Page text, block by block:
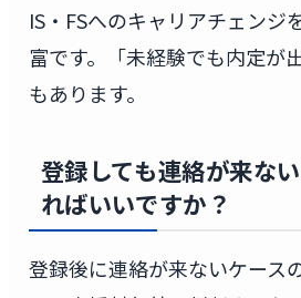
IS・FSへのキャリアチェンジ
富です。「未経験でも内定が
もあります。
登録しても連絡が来な
ればいいですか？
登録後に連絡が来ないケース